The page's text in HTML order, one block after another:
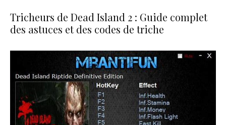
Tricheurs de Dead Island 2 : Guide complet
des astuces et des codes de triche